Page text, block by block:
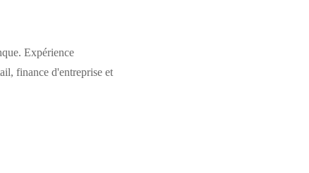
Expérience
finance d'entreprise et